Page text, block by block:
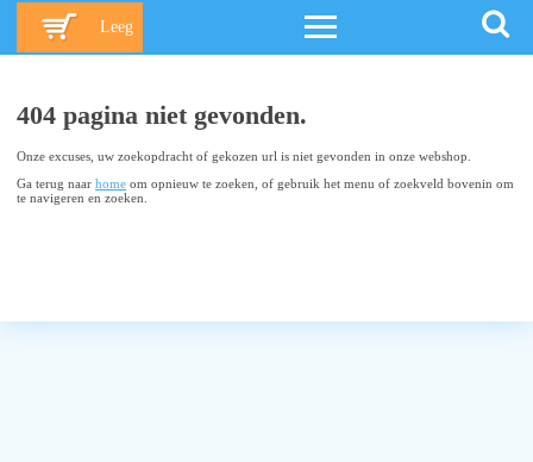
Leeg
404 pagina niet gevonden.
Onze excuses, uw zoekopdracht of gekozen url is niet gevonden in onze webshop.
Ga terug naar home om opnieuw te zoeken, of gebruik het menu of zoekveld bovenin om
te navigeren en zoeken.